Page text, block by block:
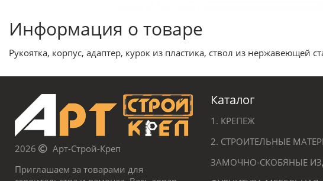
Информация о товаре
Рукоятка, корпус, адаптер, курок из пластика, ствол из нержавеющей
2026
Арт-Строй-Креп
Приглашаем за товарами для
Каталог
1. КРЕПЕЖ
2. СТРОИТЕЛЬНЫЕ
ЗАМОЧНО-СКОБЯНЫЕ